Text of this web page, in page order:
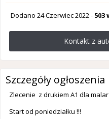
Dodano 24 Czerwiec 2022- 503
Kontakt z
Szczegóły ogłoszenia
Zlecenie z drukiem A1 dla
Start od poniedziałku !!!